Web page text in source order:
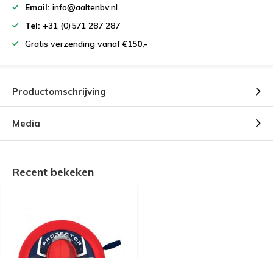
Email: info@aaltenbv.nl
Tel: +31 (0)571 287 287
Gratis verzending vanaf€150,-
Productomschrijving
Media
Recent bekeken